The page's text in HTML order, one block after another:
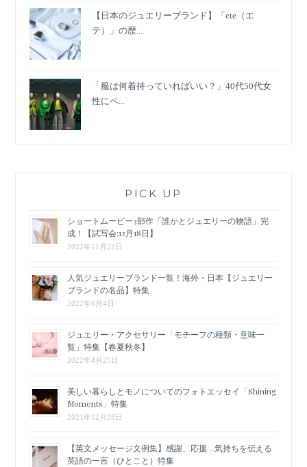
【日本のジュエリーブランド】「ete（エ
テ）」の歴...
「服は何着持っていればいい？」40代50代女
性にベ...
PICK UP
ショートムービー3部作「誰かとジュエリーの物語」完
成！【試写会:12月18日】
2022年11月22日
人気ジュエリーブランド一覧！海外・日本【ジュエリー
ブランドの名品】特集
2022年6月4日
ジュエリー・アクセサリー「モチーフの種類・意味一
覧」特集【春夏秋冬】
2022年4月25日
美しい暮らしとモノについてのフォトエッセイ「Shining
Moments」特集
2021年12月28日
【英文メッセージ文例集】感謝、応援…気持ちを伝える
英語の一言（ひとこと）特集